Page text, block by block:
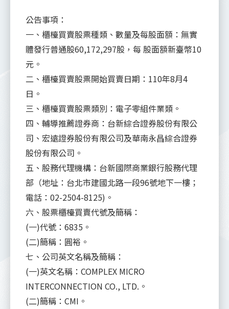
公告事項：
一、櫃檯買賣股票種類、數量及每股面額：無實
體發行普通股60,172,297股，每 股面額新臺幣10
元。
二、櫃檯買賣股票開始買賣日期：110年8月4
日。
三、櫃檯買賣股票類別：電子零組件業類。
四、輔導推薦證券商：台新綜合證券股份有限公
司、宏遠證券股份有限公司及華南永昌綜合證券
股份有限公司。
五、股務代理機構：台新國際商業銀行股務代理
部（地址：台北市建國北路一段96號地下一樓；
電話：02-2504-8125)。
六、股票櫃檯買賣代號及簡稱：
(一)代號：6835。
(二)簡稱：圓裕。
七、公司英文名稱及簡稱：
(一)英文名稱：COMPLEX MICRO
INTERCONNECTION CO., LTD.。
(二)簡稱：CMI。